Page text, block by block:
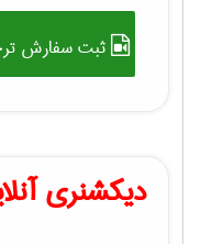
ثبت سفارش
دیکشنری